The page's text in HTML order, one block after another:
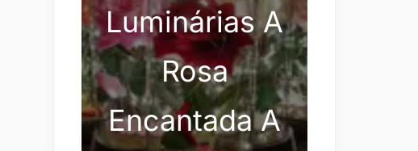
Luminárias A
Rosa
Encantada A